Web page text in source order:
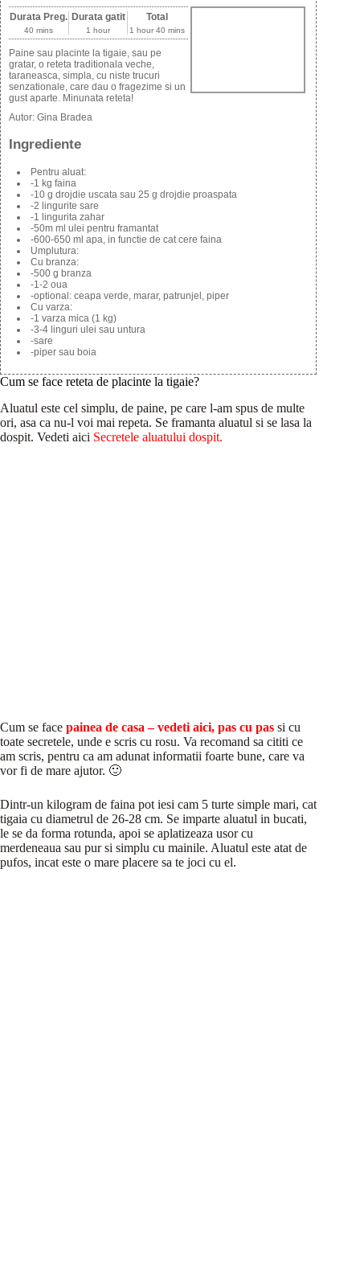
Durata Preg.
40 mins
Durata gatit
1 hour
Total
1 hour 40 mins
Paine sau placinte la tigaie, sau pe
gratar, o reteta traditionala veche,
taraneasca, simpla, cu niste trucuri
senzationale, care dau o fragezime si un
gust aparte. Minunata reteta!
Autor: Gina Bradea
Ingrediente
Pentru aluat:
-1 kg faina
-10 g drojdie uscata sau 25 g drojdie proaspata
-2 lingurite sare
-1 lingurita zahar
-50m ml ulei pentru framantat
-600-650 ml apa, in functie de cat cere faina
Umplutura:
Cu branza:
-500 g branza
-1-2 oua
-optional: ceapa verde, marar, patrunjel, piper
Cu varza:
-1 varza mica (1 kg)
-3-4 linguri ulei sau untura
-sare
-piper sau boia
Cum se face reteta de placinte la tigaie?
Aluatul este cel simplu, de paine, pe care l-am spus de multe
ori, asa ca nu-l voi mai repeta. Se framanta aluatul si se lasa la
dospit. Vedeti aici Secretele aluatului dospit.
Cum se face painea de casa – vedeti aici, pas cu pas si cu
toate secretele, unde e scris cu rosu. Va recomand sa cititi ce
am scris, pentru ca am adunat informatii foarte bune, care va
vor fi de mare ajutor. 🙂
Dintr-un kilogram de faina pot iesi cam 5 turte simple mari, cat
tigaia cu diametrul de 26-28 cm. Se imparte aluatul in bucati,
le se da forma rotunda, apoi se aplatizeaza usor cu
merdeneaua sau pur si simplu cu mainile. Aluatul este atat de
pufos, incat este o mare placere sa te joci cu el.